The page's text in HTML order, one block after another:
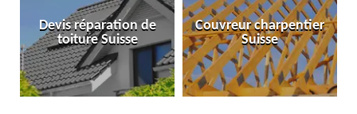
Devis réparation de
toiture Suisse
Couvreur charpentier
Suisse